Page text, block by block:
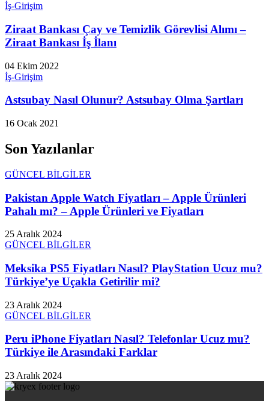
İş-Girişim
Ziraat Bankası Çay ve Temizlik Görevlisi Alımı –
Ziraat Bankası İş İlanı
04 Ekim 2022
İş-Girişim
Astsubay Nasıl Olunur? Astsubay Olma Şartları
16 Ocak 2021
Son Yazılanlar
GÜNCEL BİLGİLER
Pakistan Apple Watch Fiyatları – Apple Ürünleri
Pahalı mı? – Apple Ürünleri ve Fiyatları
25 Aralık 2024
GÜNCEL BİLGİLER
Meksika PS5 Fiyatları Nasıl? PlayStation Ucuz mu?
Türkiye’ye Uçakla Getirilir mi?
23 Aralık 2024
GÜNCEL BİLGİLER
Peru iPhone Fiyatları Nasıl? Telefonlar Ucuz mu?
Türkiye ile Arasındaki Farklar
23 Aralık 2024